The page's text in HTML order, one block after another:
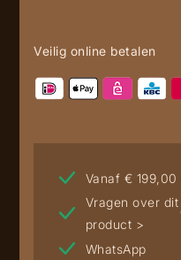
Veilig online betalen
Vanaf €
Vragen over dit
product >
WhatsApp